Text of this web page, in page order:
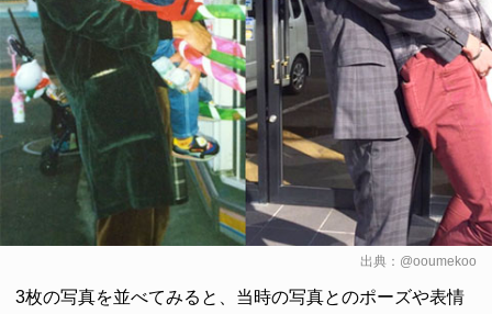
出典： @ooumekoo
3枚の写真を並べてみると、当時の写真とのポーズや表情